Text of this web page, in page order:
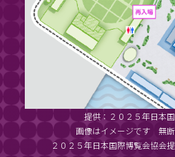
BEYOND EXPO STAGE 大阪
月前抽選 開始！
2025.7.24
BEYOND EXPO STAGE アー
会員限定先行 開始！
2025.7.15
提供：２０２５年日本
画像はイメージです 無
２０２５年日本国際博覧会協会